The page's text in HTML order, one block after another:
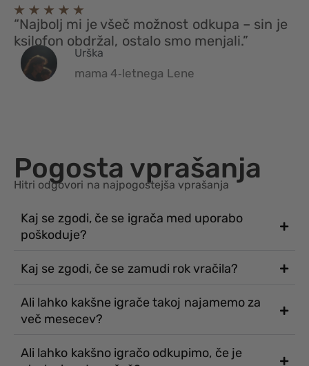
“Najbolj mi je všeč možnost odkupa – sin je
ksilofon obdržal, ostalo smo menjali.”
Urška
mama 4‑letnega Lene
Pogosta vprašanja
Hitri odgovori na najpogostejša vprašanja
Kaj se zgodi, če se igrača med uporabo
poškoduje?
Kaj se zgodi, če se zamudi rok vračila?
Ali lahko kakšne igrače takoj najamemo za
več mesecev?
Ali lahko kakšno igračo odkupimo, če je